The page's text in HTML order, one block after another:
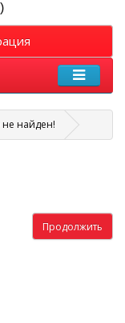
не найден!
Продолжить